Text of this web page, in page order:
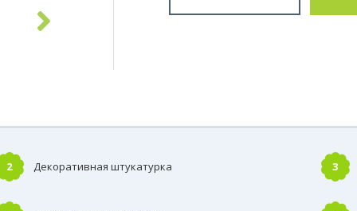
2 Декоративная штукатурка 3